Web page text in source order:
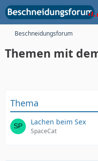
Beschneidungsforum
Themen mit
Thema
Lachen beim Sex
SpaceCat